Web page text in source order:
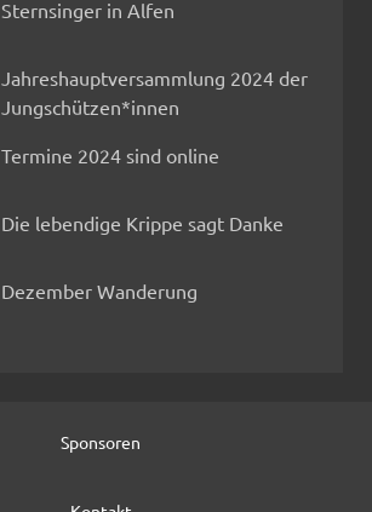
Sternsinger in Alfen
Jahreshauptversammlung 2024 der
Jungschützen*innen
Termine 2024 sind online
Die lebendige Krippe sagt Danke
Dezember Wanderung
Sponsoren